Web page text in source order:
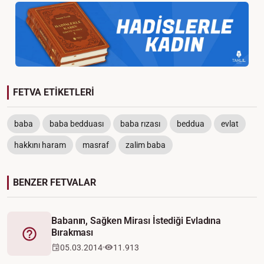
FETVA ETİKETLERİ
baba baba bedduası baba rızası beddua evlat
hakkını haram masraf zalim baba
BENZER FETVALAR
Fetva
Babanın, Sağken Mirası İstediği Evladına
Bırakması
05.03.2014 11.913